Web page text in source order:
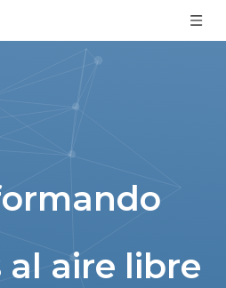
al aire libre